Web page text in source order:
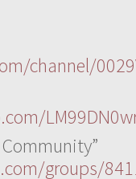
channel/
groups/